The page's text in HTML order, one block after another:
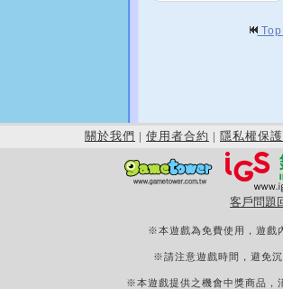
關於我們 | 使用者合約 | 隱私權保護
客戶問題
※本遊戲為免費使用，遊戲
※請注意遊戲時間，避免
※本遊戲提供之機會中獎商品，